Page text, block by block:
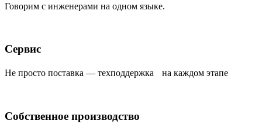
Говорим с инженерами на одном языке.
Сервис
Не просто поставка — техподдержка на каждом этапе
Собственное производство